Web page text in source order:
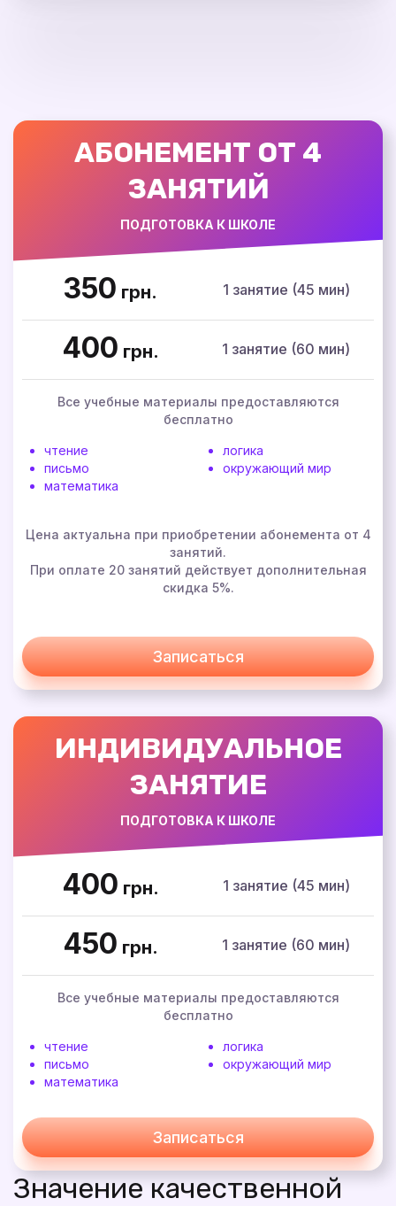
АБОНЕМЕНТ ОТ 4
ЗАНЯТИЙ
ПОДГОТОВКА К ШКОЛЕ
350 грн. 1 занятие (45 мин)
400 грн. 1 занятие (60 мин)
Все учебные материалы предоставляются
бесплатно
чтение
письмо
математика
логика
окружающий мир
Цена актуальна при приобретении абонемента от 4
занятий.
При оплате 20 занятий действует дополнительная
скидка 5%.
Записаться
ИНДИВИДУАЛЬНОЕ
ЗАНЯТИЕ
ПОДГОТОВКА К ШКОЛЕ
400 грн. 1 занятие (45 мин)
450 грн. 1 занятие (60 мин)
Все учебные материалы предоставляются
бесплатно
чтение
письмо
математика
логика
окружающий мир
Записаться
Значение качественной